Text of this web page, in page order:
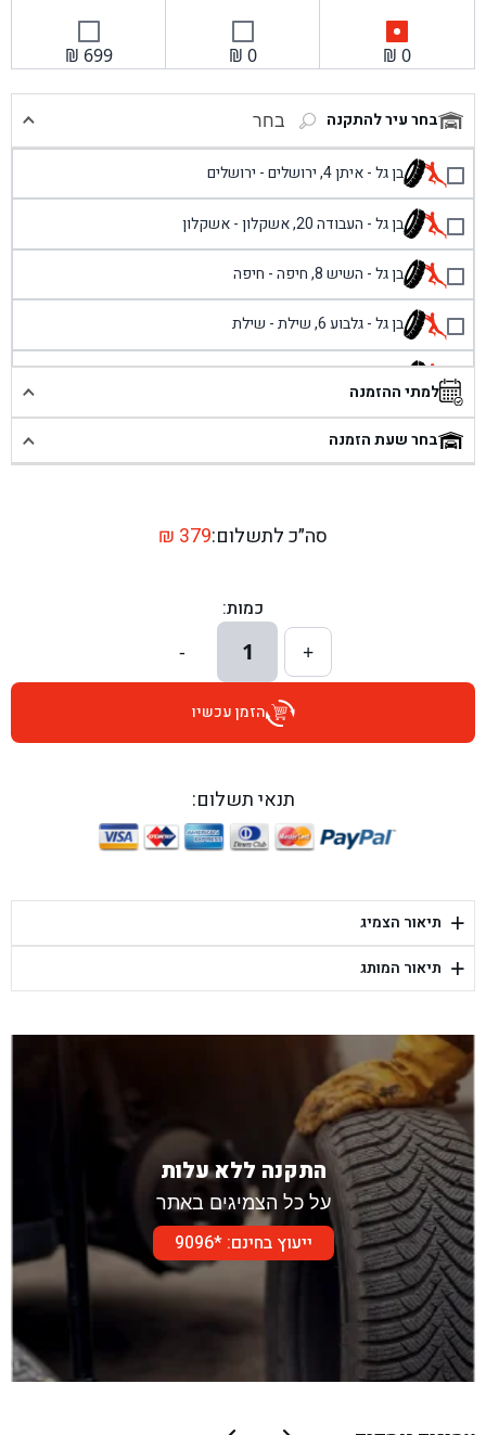
₪ 0
₪ 0
₪ 699
בחר עיר להתקנה בחר
בן גל - איתן 4, ירושלים - ירושלים
בן גל - העבודה 20, אשקלון - אשקלון
בן גל - השיש 8, חיפה - חיפה
בן גל - גלבוע 6, שילת - שילת
בן גל - פוריידיס, כניסה צפונית מול כביש 4 - פרדיס
בן גל - שכונת אזור תעשייה זעירה, עיילבון - עיילבון
בן גל - דרך השבעה 20, אזור - אזור
בן גל - הרצל 6, גדרה - גדרה
בן גל - שדרות דוד בן גוריון 8, באר שבע - באר שבע
בן גל - היובלים 26, הוד השרון - הוד השרון
בן גל - יפת 88, תל אביב יפו - תל אביב
בן גל - דור אלון הר טוב - בית שמש
למתי ההזמנה
בחר שעת הזמנה
סה״כ לתשלום: ₪ 379
כמות:
+
1
-
הזמן עכשיו
תנאי תשלום:
+ תיאור הצמיג
+ תיאור המותג
התקנה ללא עלות
על כל הצמיגים באתר
ייעוץ בחינם: *9096